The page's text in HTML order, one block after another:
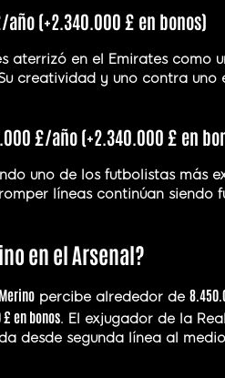
año (+2.340.000 £ en bonos)
aterrizó en el Emirates como
creatividad y uno contra uno
£/año (+2.340.000 £ en
uno de los futbolistas más
líneas continúan siendo
en el Arsenal?
percibe alrededor de
£ en bonos. El exjugador de la
desde segunda línea al